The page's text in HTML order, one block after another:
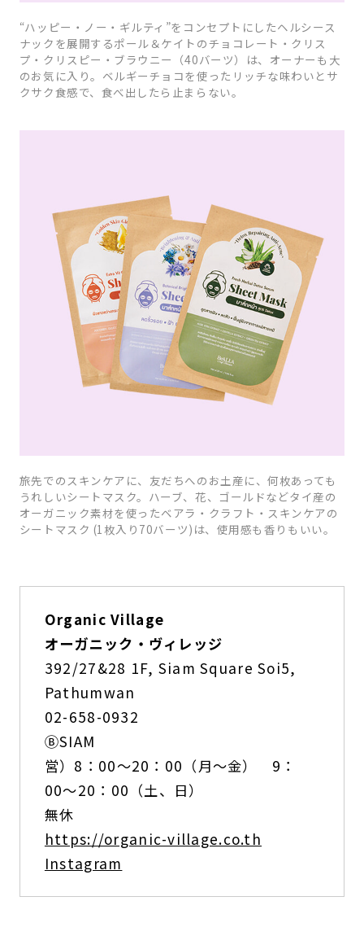
“ハッピー・ノー・ギルティ”をコンセプトにしたヘルシース
ナックを展開するポール＆ケイトのチョコレート・クリス
プ・クリスピー・ブラウニー（40バーツ）は、オーナーも大
のお気に入り。ベルギーチョコを使ったリッチな味わいとサ
クサク食感で、食べ出したら止まらない。
旅先でのスキンケアに、友だちへのお土産に、何枚あっても
うれしいシートマスク。ハーブ、花、ゴールドなどタイ産の
オーガニック素材を使ったベアラ・クラフト・スキンケアの
シートマスク (1枚入り70バーツ)は、使用感も香りもいい。
Organic Village
オーガニック・ヴィレッジ
392/27&28 1F, Siam Square Soi5,
Pathumwan
02-658-0932
ⒷSIAM
営）8：00〜20：00（月〜金） 9：
00〜20：00（土、日）
無休
https://organic-village.co.th
Instagram